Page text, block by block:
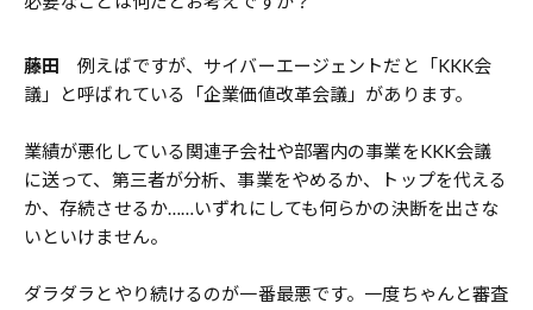
藤田 例えばですが、サイバーエージェントだと「KKK会
議」と呼ばれている「企業価値改革会議」があります。
業績が悪化している関連子会社や部署内の事業をKKK会議
に送って、第三者が分析、事業をやめるか、トップを代える
か、存続させるか……いずれにしても何らかの決断を出さな
いといけません。
ダラダラとやり続けるのが一番最悪です。一度ちゃんと審査